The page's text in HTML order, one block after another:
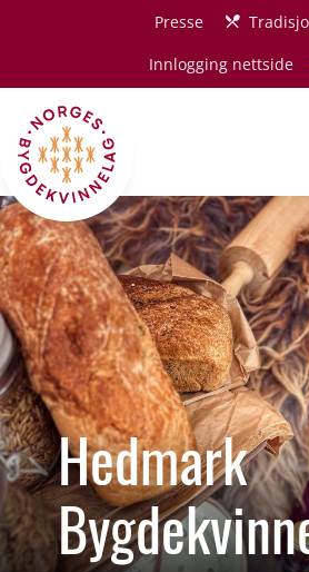
Hopp til hovedinnholdPresse
Innlogging nettside
Hedmark